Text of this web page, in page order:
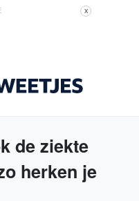
X
de ziekte
herken je